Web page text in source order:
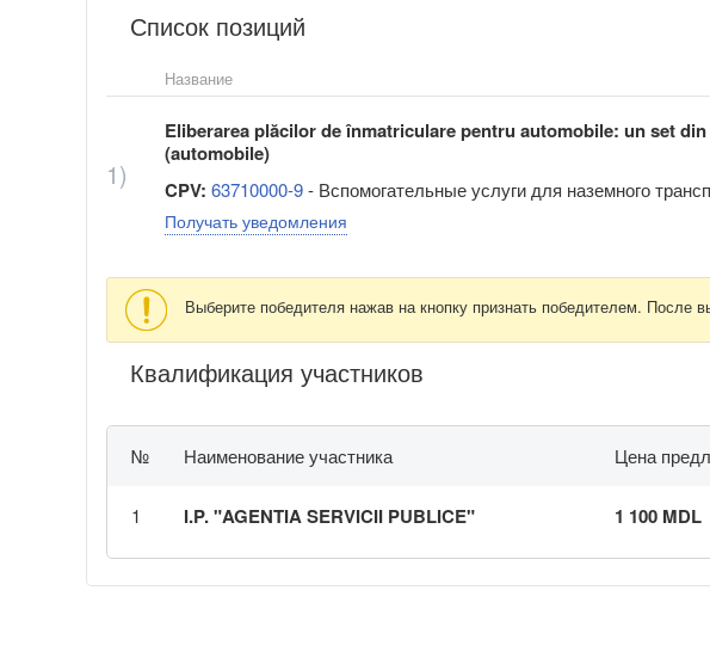
Список позиций
Название
1)
Eliberarea plăcilor de înmatriculare pentru automobile: un set
(automobile)
CPV: 63710000-9- Вспомогательные услуги для наземного
Получать уведомления
Выберите победителя нажав на кнопку признать победителем. После
Квалификация участников
№ Наименование участника Цена
1 I.P. "AGENTIA SERVICII PUBLICE" 1 100 MDL